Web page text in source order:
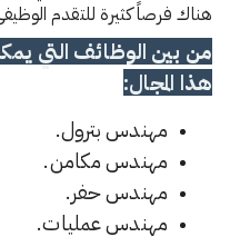
هناك فرصاً كثيرة للتقدم
من بين الوظائف التي
هذا المجال:
مهندس بترول.
مهندس مكامن.
مهندس حفر.
مهندس عمليات.